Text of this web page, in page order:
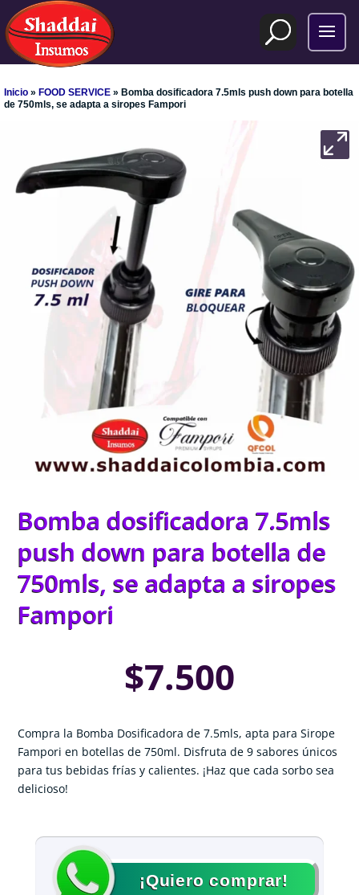
Inicio » FOOD SERVICE » Bomba dosificadora 7.5mls push down para botella
de 750mls, se adapta a siropes Fampori
Bomba dosificadora 7.5mls
push down para botella de
750mls, se adapta a siropes
Fampori
$7.500
Compra la Bomba Dosificadora de 7.5mls, apta para Sirope
Fampori en botellas de 750ml. Disfruta de 9 sabores únicos
para tus bebidas frías y calientes. ¡Haz que cada sorbo sea
delicioso!
¡Quiero comprar!